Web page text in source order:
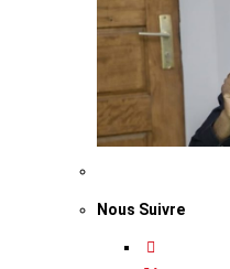
Nous Suivre